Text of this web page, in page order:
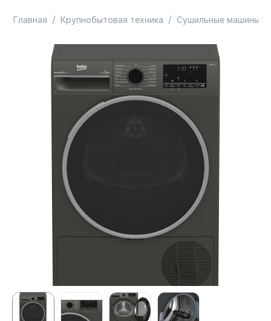
Главная / Крупнобытовая техника / Сушильные машины